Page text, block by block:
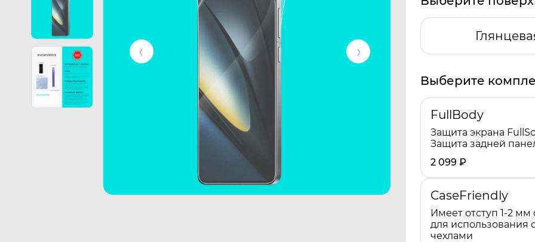
Выберите
FullBody
Защита экрана
Защита задней
2 099 ₽
CaseFriendly
Имеет отступ 1-2 мм
для использования
чехлами